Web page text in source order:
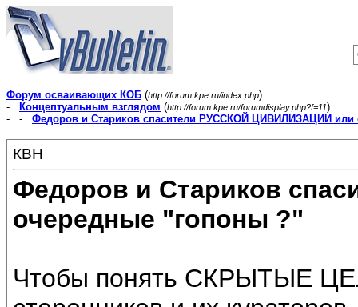
Форум осваивающих КОБ (http://forum.kpe.ru/index.php)
-
Концептуальным взглядом (http://forum.kpe.ru/forumdisplay.php?f=11)
- - Федоров и Стариков спасители РУССКОЙ ЦИВИЛИЗАЦИИ или
КВН
Федоров и Стариков
очередные "гопоны ?"
Чтобы понять СКРЫТЫЕ